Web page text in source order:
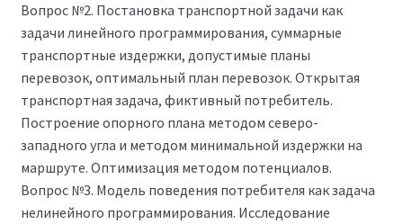
Вопрос №2. Постановка транспортной задачи как
задачи линейного программирования, суммарные
транспортные издержки, допустимые планы
перевозок, оптимальный план перевозок. Открытая
транспортная задача, фиктивный потребитель.
Построение опорного плана методом северо-
западного угла и методом минимальной издержки на
маршруте. Оптимизация методом потенциалов.
Вопрос №3. Модель поведения потребителя как задача
нелинейного программирования. Исследование